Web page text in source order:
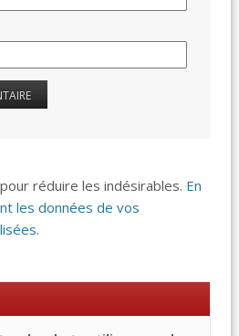
réduire les indésirables. En
les données de vos
.